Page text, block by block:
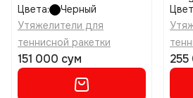
Tape
Цвета:
Черный
Утяжелители для
теннисной ракетки
151 000 сум